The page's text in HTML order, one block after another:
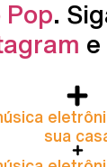
Pop.
e
sua